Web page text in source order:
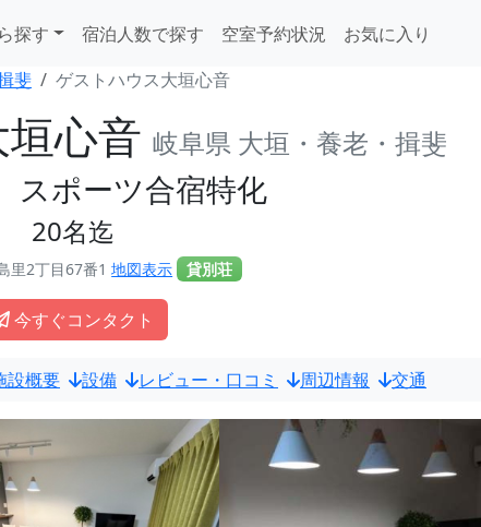
探す 宿泊人数で探す 空室予約状況
お気に入り
斐 ゲストハウス大垣心音
心音 岐阜県 大垣・養老・揖斐
ポーツ合宿特化
20名迄
里2丁目67番1地図表示 貸別荘
今すぐコンタクト
設概要 設備 レビュー・口コミ 周辺情報 交通